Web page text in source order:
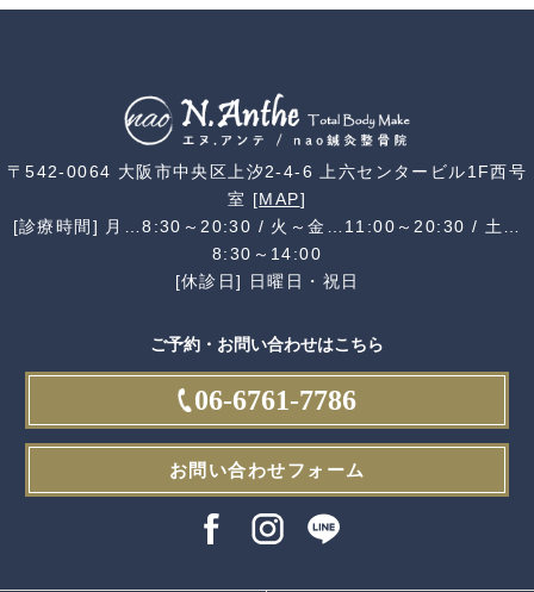
〒542-0064 大阪市中央区上汐2-4-6 上六センタービル1F西号
室 [MAP]
[診療時間] 月…8:30～20:30 / 火～金…11:00～20:30 / 土…
8:30～14:00
[休診日] 日曜日・祝日
ご予約・お問い合わせはこちら
06-6761-7786
お問い合わせフォーム